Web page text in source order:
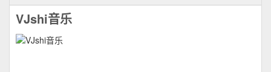
VJshi音乐